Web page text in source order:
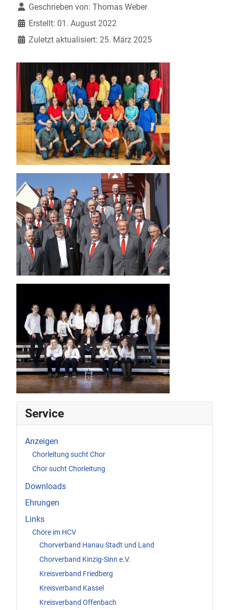
Service
Anzeigen
Chorleitung sucht Chor
Chor sucht Chorleitung
Downloads
Ehrungen
Links
Chöre im HCV
Chorverband Hanau Stadt und Land
Chorverband Kinzig-Sinn e.V.
Kreisverband Friedberg
Kreisverband Kassel
Kreisverband Offenbach
DetailsGeschrieben von: Thomas Weber
Erstellt: 01. August 2022
Zuletzt aktualisiert: 25. März 2025